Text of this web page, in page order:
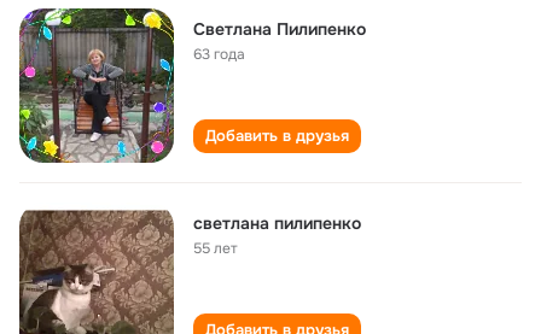
Светлана Пилипенко
63 года
Добавить в друзья
светлана пилипенко
55 лет
Добавить в друзья